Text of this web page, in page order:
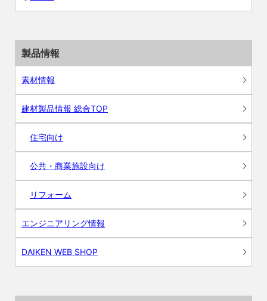
製品情報
素材情報
建材製品情報 総合TOP
住宅向け
公共・商業施設向け
リフォーム
エンジニアリング情報
DAIKEN WEB SHOP